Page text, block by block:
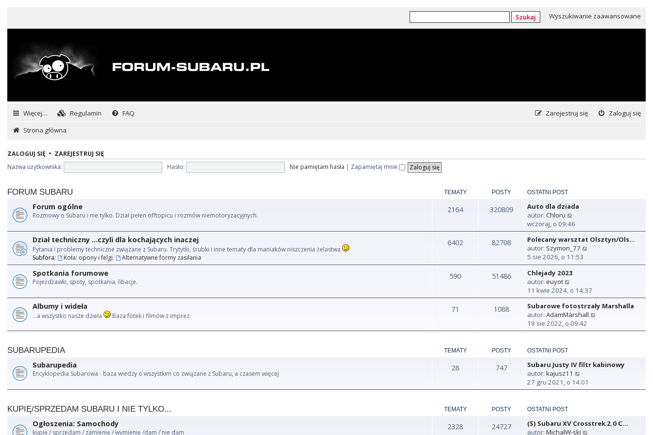
Szukaj Wyszukiwanie zaawansowane
Więcej… Regulamin FAQ Zaloguj się
Zarejestruj się
Strona główna
ZALOGUJ SIĘ • ZAREJESTRUJ SIĘ
Nazwa użytkownika:
Hasło: Nie pamiętam hasła | Zapamiętaj mnie
FORUM SUBARU TEMATY POSTY OSTATNI POST
Forum ogólne
Rozmowy o Subaru i nie tylko. Dział pełen offtopicu i rozmów niemotoryzacyjnych.
2164 320809
Auto dla dziada
autor: Chloru
y
ś
w
i
e
t
a
n
o
w
p
o
s
t
wczoraj, o 09:46
Dział techniczny ...czyli dla kochających inaczej
Pytania i problemy techniczne związane z Subaru. Trytytki, śrubki i inne tematy dla maniaków niszczenia żelastwa
Subfora:
Koła: opony i felgi, Alternatywne formy zasilania
6402 82708
Polecany warsztat Olsztyn/Ols…
autor: Szymon_77
ś
e
t
l
n
s
y
t
5 sie 2026, o 11:53
Spotkania forumowe
Pojeżdżawki, spoty, spotkania, libacje.
590 51486
Chlejady 2023
autor: euyot
y
ś
w
i
e
t
j
n
o
y
p
11 kwie 2024, o 14:37
Albumy i wideła
...a wszystko nasze dzieła Baza fotek i filmów z imprez.
71 1088
Subarowe fotostrzały Marshalla
autor: AdamMarshall
ś
t
a
w
19 sie 2022, o 09:42
SUBARUPEDIA TEMATY POSTY OSTATNI POST
Subarupedia
Encyklopedia Subarowa - baza wiedzy o wszystkim co związane z Subaru, a czasem więcej
28 747
Subaru Justy IV filtr kabinowy
autor: kajusz11
y
ś
t
27 gru 2021, o 14:01
KUPIĘ/SPRZEDAM SUBARU I NIE TYLKO... TEMATY POSTY OSTATNI POST
Ogłoszenia: Samochody
kupię / sprzedam / zamienię / wymienię /dam / nie dam
2328 24727
(S) Subaru XV Crosstrek 2.0 C…
autor: MichalW-ski